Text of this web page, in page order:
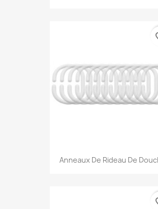
Anneaux De Rideau De